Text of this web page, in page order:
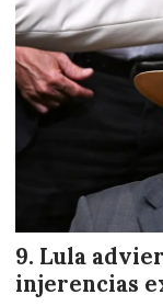
Lula
injerencias